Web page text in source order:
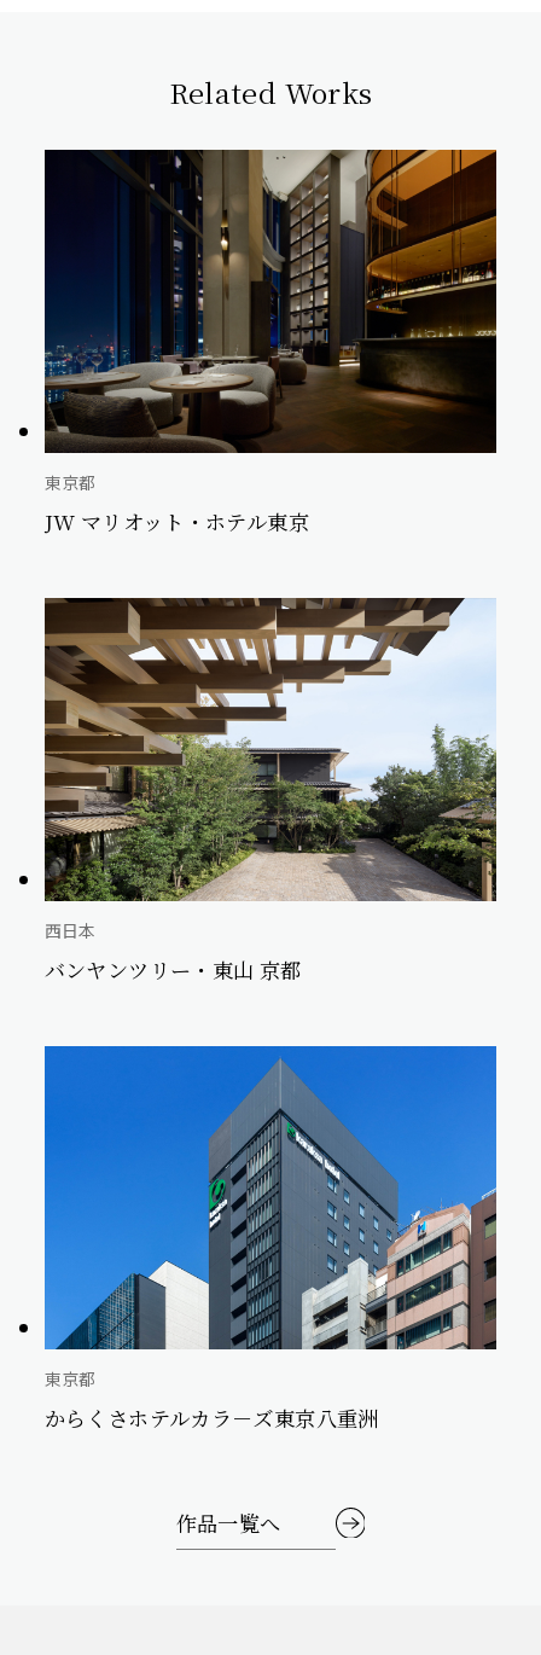
Related Works
東京都
JW マリオット・ホテル東京
西日本
バンヤンツリー・東山 京都
東京都
からくさホテルカラ－ズ東京八重洲
作品一覧へ